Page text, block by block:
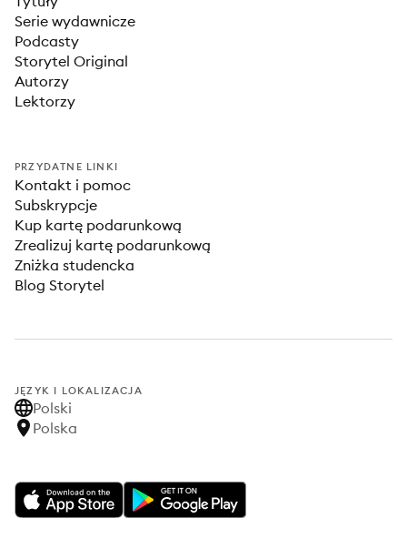
Serie wydawnicze
Podcasty
Storytel Original
Autorzy
Lektorzy
PRZYDATNE LINKI
Kontakt i pomoc
Subskrypcje
Kup kartę podarunkową
Zrealizuj kartę podarunkową
Zniżka studencka
Blog Storytel
JĘZYK I LOKALIZACJA
Polski
Polska